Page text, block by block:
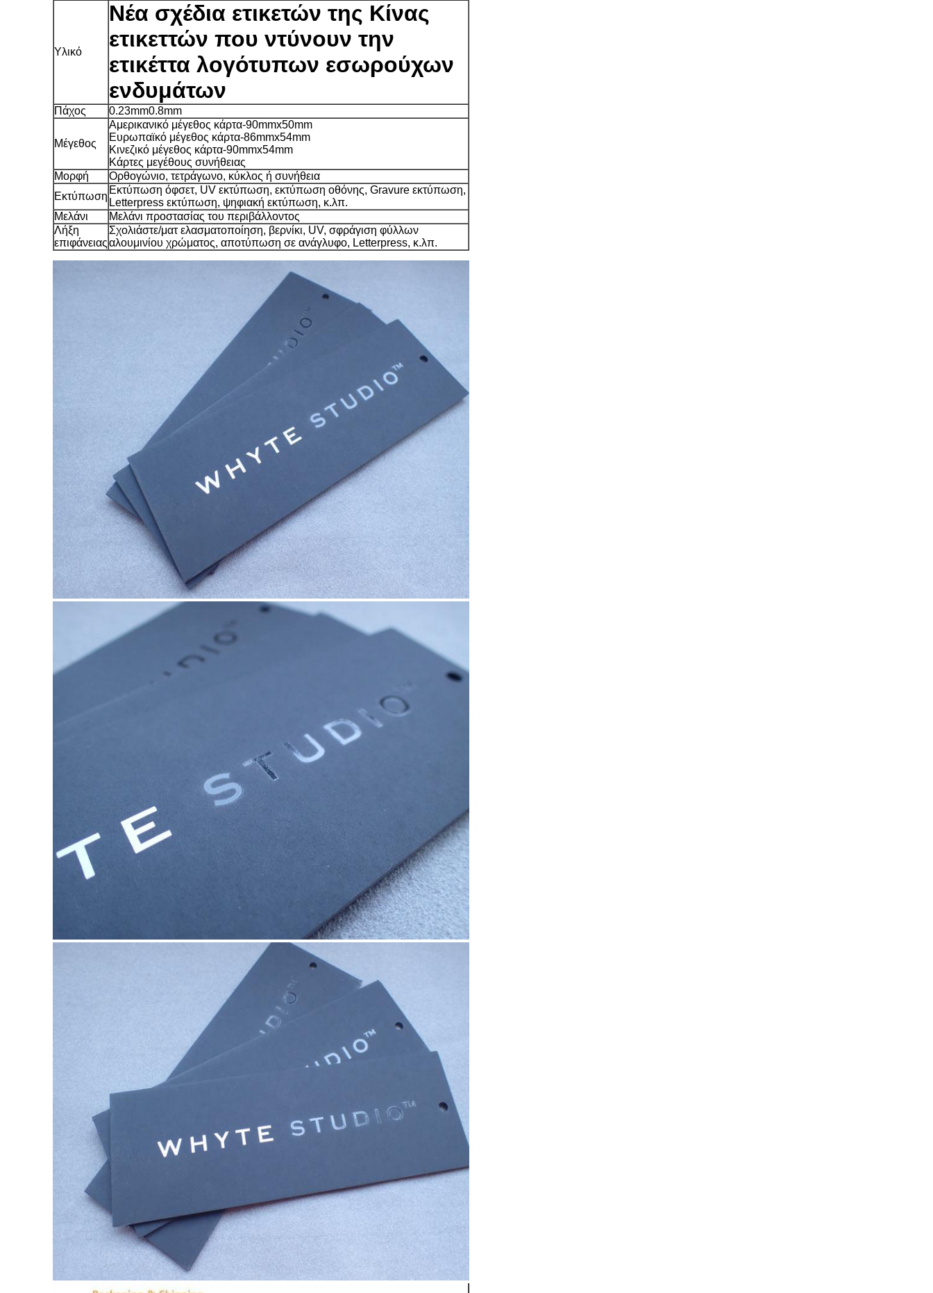
Υλικό
Νέα σχέδια ετικετών της Κίνας
ετικεττών που ντύνουν την
ετικέττα λογότυπων εσωρούχων
ενδυμάτων
Πάχος 0.23mm0.8mm
Μέγεθος
Αμερικανικό μέγεθος κάρτα-90mmx50mm
Ευρωπαϊκό μέγεθος κάρτα-86mmx54mm
Κινεζικό μέγεθος κάρτα-90mmx54mm
Κάρτες μεγέθους συνήθειας
Μορφή
Ορθογώνιο, τετράγωνο, κύκλος ή συνήθεια
Εκτύπωση
Εκτύπωση όφσετ, UV εκτύπωση, εκτύπωση οθόνης, Gravure εκτύπωση,
Letterpress εκτύπωση, ψηφιακή εκτύπωση, κ.λπ.
Μελάνι
Μελάνι προστασίας του περιβάλλοντος
Λήξη
επιφάνειας
Σχολιάστε/ματ ελασματοποίηση, βερνίκι, UV, σφράγιση φύλλων
αλουμινίου χρώματος, αποτύπωση σε ανάγλυφο, Letterpress, κ.λπ.